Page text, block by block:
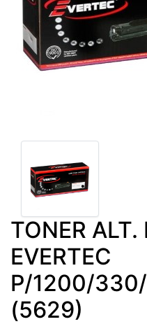
TONER ALT.
EVERTEC
P/1200/
(5629)